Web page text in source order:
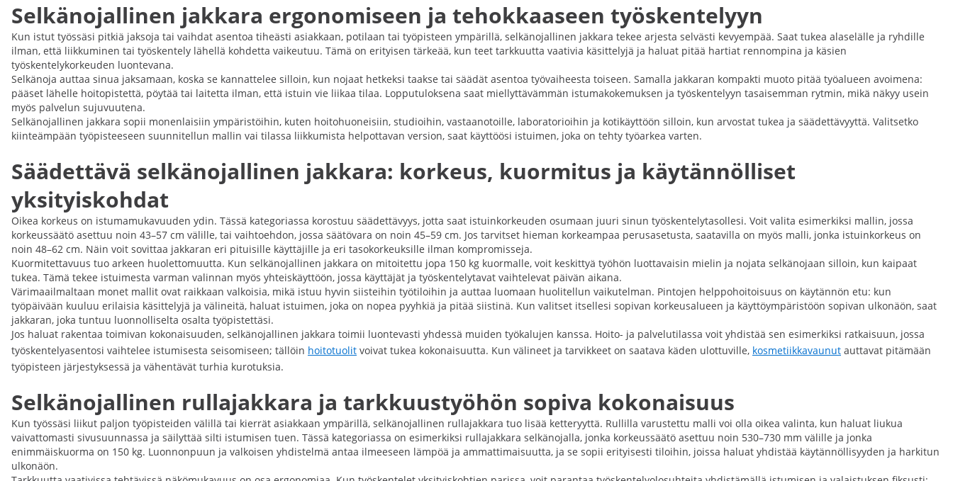
Selkänojallinen jakkara ergonomiseen ja tehokkaaseen työskentelyyn
Kun istut työssäsi pitkiä jaksoja tai vaihdat asentoa tiheästi asiakkaan, potilaan tai työpisteen ympärillä, selkänojallinen jakkara tekee arjesta selvästi kevyempää. Saat tukea alaselälle ja ryhdille
ilman, että liikkuminen tai työskentely lähellä kohdetta vaikeutuu. Tämä on erityisen tärkeää, kun teet tarkkuutta vaativia käsittelyjä ja haluat pitää hartiat rennompina ja käsien
työskentelykorkeuden luontevana.
Selkänoja auttaa sinua jaksamaan, koska se kannattelee silloin, kun nojaat hetkeksi taakse tai säädät asentoa työvaiheesta toiseen. Samalla jakkaran kompakti muoto pitää työalueen avoimena:
pääset lähelle hoitopistettä, pöytää tai laitetta ilman, että istuin vie liikaa tilaa. Lopputuloksena saat miellyttävämmän istumakokemuksen ja työskentelyyn tasaisemman rytmin, mikä näkyy usein
myös palvelun sujuvuutena.
Selkänojallinen jakkara sopii monenlaisiin ympäristöihin, kuten hoitohuoneisiin, studioihin, vastaanotoille, laboratorioihin ja kotikäyttöön silloin, kun arvostat tukea ja säädettävyyttä. Valitsetko
kiinteämpään työpisteeseen suunnitellun mallin vai tilassa liikkumista helpottavan version, saat käyttöösi istuimen, joka on tehty työarkea varten.
Säädettävä selkänojallinen jakkara: korkeus, kuormitus ja käytännölliset
yksityiskohdat
Oikea korkeus on istumamukavuuden ydin. Tässä kategoriassa korostuu säädettävyys, jotta saat istuinkorkeuden osumaan juuri sinun työskentelytasollesi. Voit valita esimerkiksi mallin, jossa
korkeussäätö asettuu noin 43–57 cm välille, tai vaihtoehdon, jossa säätövara on noin 45–59 cm. Jos tarvitset hieman korkeampaa perusasetusta, saatavilla on myös malli, jonka istuinkorkeus on
noin 48–62 cm. Näin voit sovittaa jakkaran eri pituisille käyttäjille ja eri tasokorkeuksille ilman kompromisseja.
Kuormitettavuus tuo arkeen huolettomuutta. Kun selkänojallinen jakkara on mitoitettu jopa 150 kg kuormalle, voit keskittyä työhön luottavaisin mielin ja nojata selkänojaan silloin, kun kaipaat
tukea. Tämä tekee istuimesta varman valinnan myös yhteiskäyttöön, jossa käyttäjät ja työskentelytavat vaihtelevat päivän aikana.
Värimaailmaltaan monet mallit ovat raikkaan valkoisia, mikä istuu hyvin siisteihin työtiloihin ja auttaa luomaan huolitellun vaikutelman. Pintojen helppohoitoisuus on käytännön etu: kun
työpäivään kuuluu erilaisia käsittelyjä ja välineitä, haluat istuimen, joka on nopea pyyhkiä ja pitää siistinä. Kun valitset itsellesi sopivan korkeusalueen ja käyttöympäristöön sopivan ulkonäön, saat
jakkaran, joka tuntuu luonnolliselta osalta työpistettäsi.
Jos haluat rakentaa toimivan kokonaisuuden, selkänojallinen jakkara toimii luontevasti yhdessä muiden työkalujen kanssa. Hoito- ja palvelutilassa voit yhdistää sen esimerkiksi ratkaisuun, jossa
työskentelyasentosi vaihtelee istumisesta seisomiseen; tällöin hoitotuolit voivat tukea kokonaisuutta. Kun välineet ja tarvikkeet on saatava käden ulottuville, kosmetiikkavaunut auttavat pitämään
työpisteen järjestyksessä ja vähentävät turhia kurotuksia.
Selkänojallinen rullajakkara ja tarkkuustyöhön sopiva kokonaisuus
Kun työssäsi liikut paljon työpisteiden välillä tai kierrät asiakkaan ympärillä, selkänojallinen rullajakkara tuo lisää ketteryyttä. Rullilla varustettu malli voi olla oikea valinta, kun haluat liukua
vaivattomasti sivusuunnassa ja säilyttää silti istumisen tuen. Tässä kategoriassa on esimerkiksi rullajakkara selkänojalla, jonka korkeussäätö asettuu noin 530–730 mm välille ja jonka
enimmäiskuorma on 150 kg. Luonnonpuun ja valkoisen yhdistelmä antaa ilmeeseen lämpöä ja ammattimaisuutta, ja se sopii erityisesti tiloihin, joissa haluat yhdistää käytännöllisyyden ja harkitun
ulkonäön.